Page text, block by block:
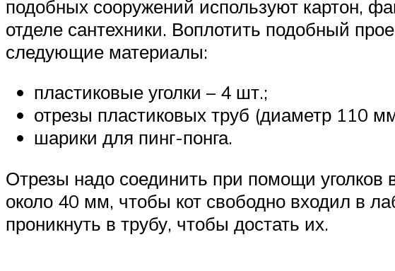
подобных сооружений используют картон,
отделе сантехники. Воплотить подобный
следующие материалы:
пластиковые уголки – 4 шт.;
отрезы пластиковых труб (диаметр 110
шарики для пинг-понга.
Отрезы надо соединить при помощи уголков
около 40 мм, чтобы кот свободно входил в
проникнуть в трубу, чтобы достать их.